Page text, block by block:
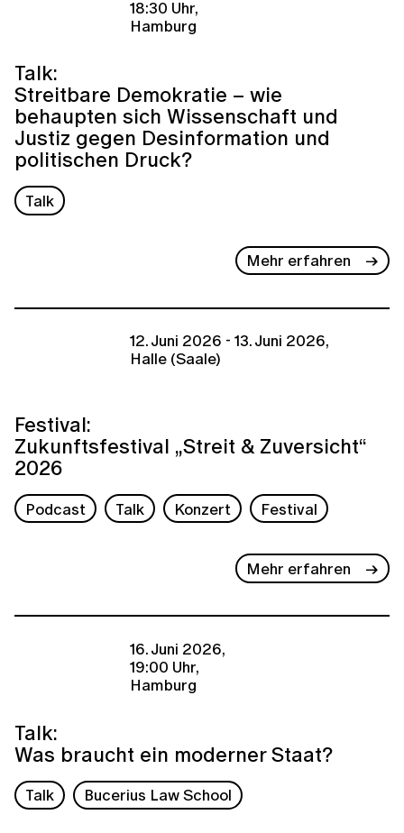
18:30 Uhr,
Hamburg
Talk:
Streitbare Demokratie – wie
behaupten sich Wissenschaft und
Justiz gegen Desinformation und
politischen Druck?
Talk
Mehr erfahren
12. Juni 2026 - 13. Juni 2026,
Halle (Saale)
Festival:
Zukunftsfestival „Streit & Zuversicht“
2026
Podcast Talk Konzert Festival
Mehr erfahren
16. Juni 2026,
19:00 Uhr,
Hamburg
Talk:
Was braucht ein moderner Staat?
Talk Bucerius Law School